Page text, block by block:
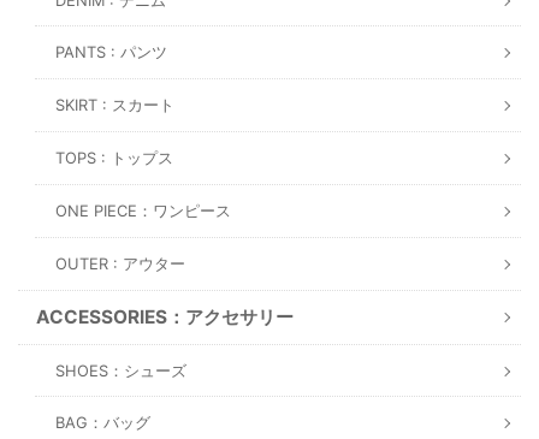
PANTS : パンツ
SKIRT : スカート
TOPS : トップス
ONE PIECE：ワンピース
OUTER : アウター
ACCESSORIES：アクセサリー
SHOES：シューズ
BAG：バッグ